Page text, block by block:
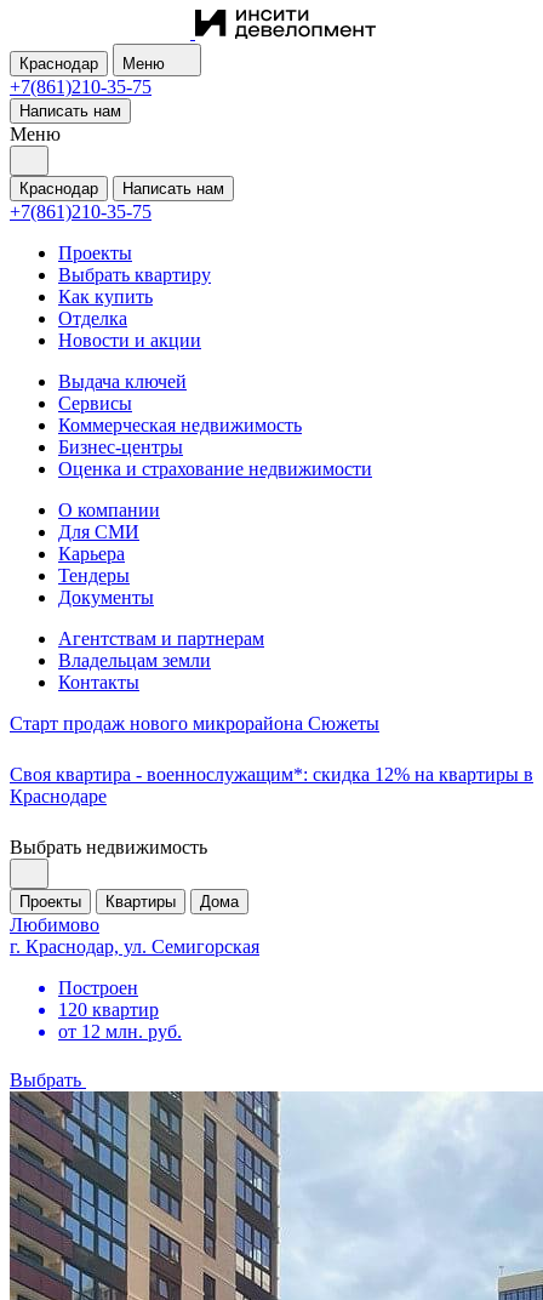
Краснодар Меню
+7(861)210-35-75
Написать нам
Меню
Краснодар Написать нам
+7(861)210-35-75
Проекты
Выбрать квартиру
Как купить
Отделка
Новости и акции
Выдача ключей
Сервисы
Коммерческая недвижимость
Бизнес-центры
Оценка и страхование недвижимости
О компании
Для СМИ
Карьера
Тендеры
Документы
Агентствам и партнерам
Владельцам земли
Контакты
Старт продаж нового микрорайона Сюжеты
Своя квартира - военнослужащим*: скидка 12% на квартиры в
Краснодаре
Выбрать недвижимость
Проекты Квартиры Дома
Любимово
г. Краснодар, ул. Семигорская
Построен
120 квартир
от 12 млн. руб.
Выбрать